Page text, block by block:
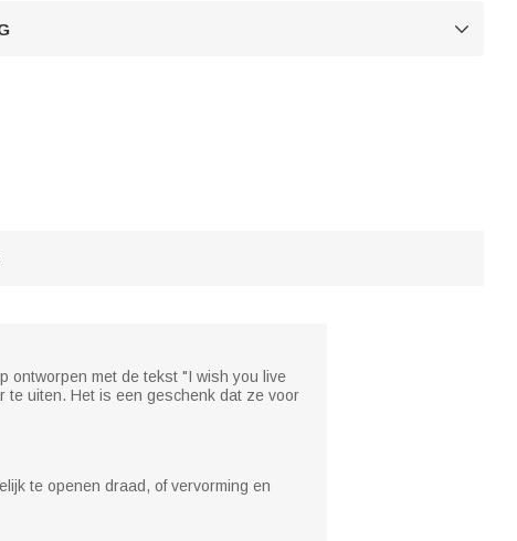

ontworpen met de tekst "I wish you live
te uiten. Het is een geschenk dat ze voor
te openen draad, of vervorming en